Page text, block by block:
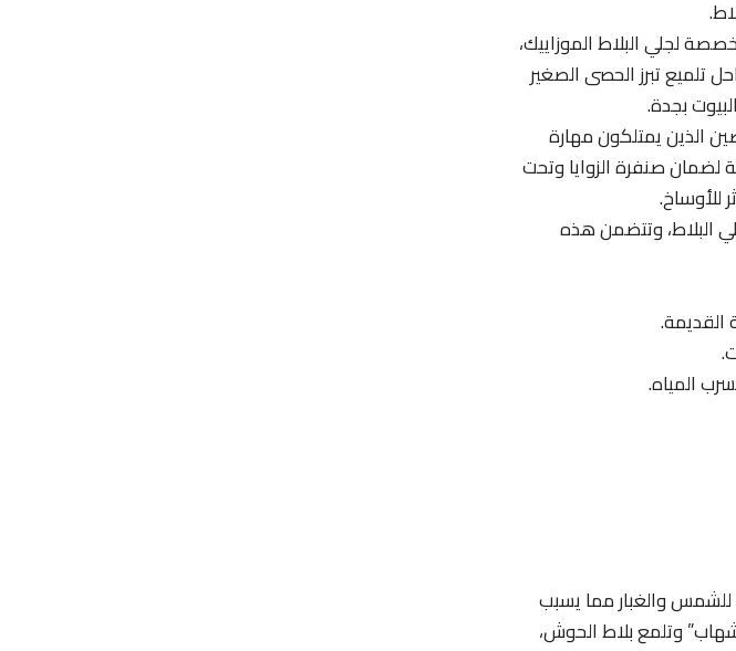
لجلي البلاط الموزاييك،
تلميع تبرز الحصى الصغير
بجدة.
الذين يمتلكون مهارة
لضمان صنفرة الزوايا وتحت
للأوساخ.
البلاط، وتتضمن هذه
القديمة.
المياه.
والغبار مما يسبب
وتلمع بلاط الحوش،